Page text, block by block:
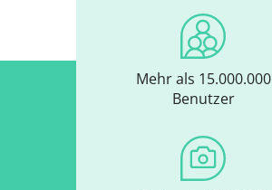
Mehr als 15.000.000
Benutzer